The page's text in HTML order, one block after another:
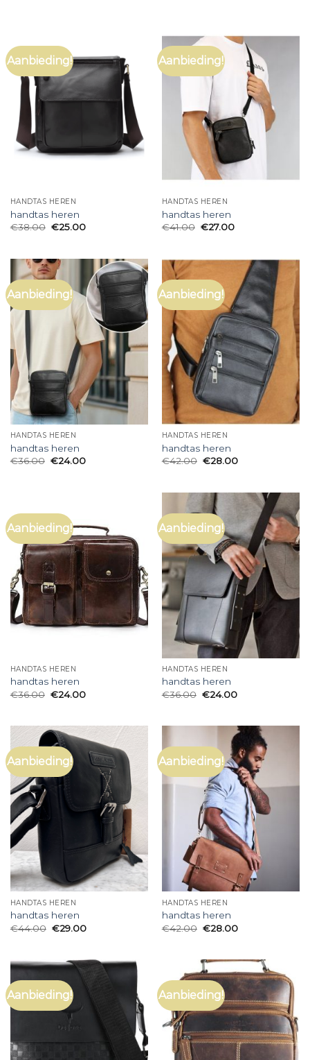
Aanbieding!
HANDTAS HEREN
handtas heren
€38.00 €25.00
Aanbieding!
HANDTAS HEREN
handtas heren
€41.00 €27.00
Aanbieding!
HANDTAS HEREN
handtas heren
€36.00 €24.00
Aanbieding!
HANDTAS HEREN
handtas heren
€42.00 €28.00
Aanbieding!
HANDTAS HEREN
handtas heren
€36.00 €24.00
Aanbieding!
HANDTAS HEREN
handtas heren
€36.00 €24.00
Aanbieding!
HANDTAS HEREN
handtas heren
€44.00 €29.00
Aanbieding!
HANDTAS HEREN
handtas heren
€42.00 €28.00
Aanbieding! Aanbieding!